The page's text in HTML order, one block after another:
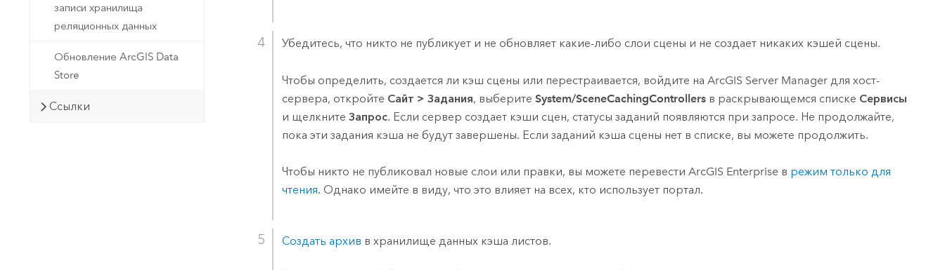
записи хранилища
реляционных данных
Обновление ArcGIS Data
Store
Ссылки
Убедитесь, что никто не публикует и не обновляет какие-либо слои сцены и не создает никаких кэшей сцены.
Чтобы определить, создается ли кэш сцены или перестраивается, войдите наArcGIS Server Manager для хост-
сервера, откройте Сайт > Задания, выберитеSystem/SceneCachingControllers в раскрывающемся списке Сервисы
и щелкнитеЗапрос. Если сервер создает кэши сцен, статусы заданий появляются при запросе. Не продолжайте,
пока эти задания кэша не будут завершены. Если заданий кэша сцены нет в списке, вы можете продолжить.
Чтобы никто не публиковал новые слои или правки, вы можете перевестиArcGIS Enterprise в режим только для
чтения. Однако имейте в виду, что это влияет на всех, кто использует портал.
Создать архив в хранилище данных кэша листов.